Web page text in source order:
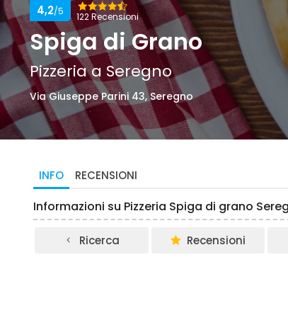
122 Recensioni
4,2/5
Spiga di Grano
Pizzeria a Seregno
Via Giuseppe Parini 43, Seregno
INFO RECENSIONI
Informazioni su Pizzeria Spiga di grano
Ricerca Recensioni